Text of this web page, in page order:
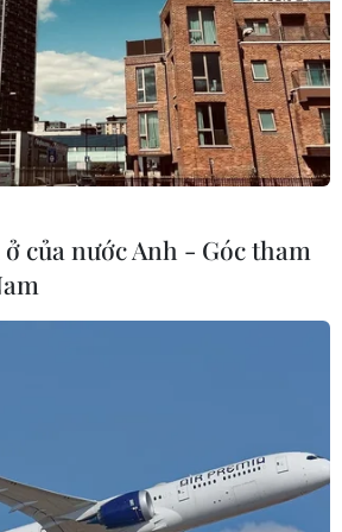
Xem thêm
TẤN XÃ VIỆT NAM
Quy định sử dụng
của nước Anh - Góc tham